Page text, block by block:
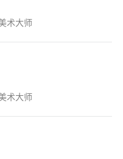
术大师
术大师